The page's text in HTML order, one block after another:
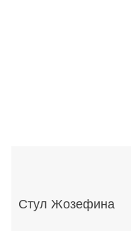
Стул Жозефина